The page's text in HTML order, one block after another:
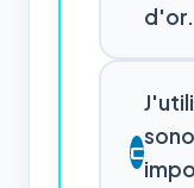
d'or.
C